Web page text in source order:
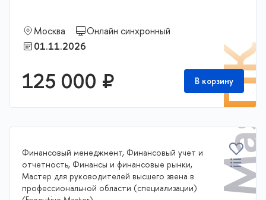
Москва
Онлайн синхронный
01.11.2026
125 000 ₽ В корзину
Финансовый менеджмент, Финансовый учет и
отчетность, Финансы и финансовые рынки,
Мастер для руководителей высшего звена в
профессиональной области (специализации)